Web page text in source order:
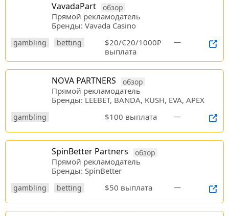
VavadaPart обзор
Прямой рекламодатель
Бренды: Vavada Casino
gambling betting
$20/€20/1000₽
выплата
—
NOVA PARTNERS обзор
Прямой рекламодатель
Бренды: LEEBET, BANDA, KUSH, EVA, APEX
gambling $100 выплата —
SpinBetter Partners обзор
Прямой рекламодатель
Бренды: SpinBetter
gambling betting $50 выплата —